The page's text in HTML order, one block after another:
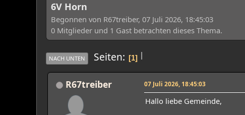
6V Horn
Begonnen von R67treiber, 07 Juli 2026, 18:45:03
0 Mitglieder und 1 Gast betrachten dieses Thema.
|
NACH UNTEN Seiten 1
R67treiber 07 Juli 2026, 18:45:03
Hallo liebe Gemeinde,